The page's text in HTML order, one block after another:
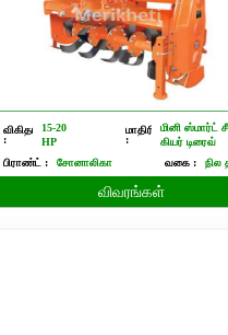
விகிதம்
:
15-20
HP
மாதிரி
:
மினி ஸ்மார்ட்
கியர் டிரைவ்
பிராண்ட் :
சோனாலிகா வகை : நில
விவரங்கள்